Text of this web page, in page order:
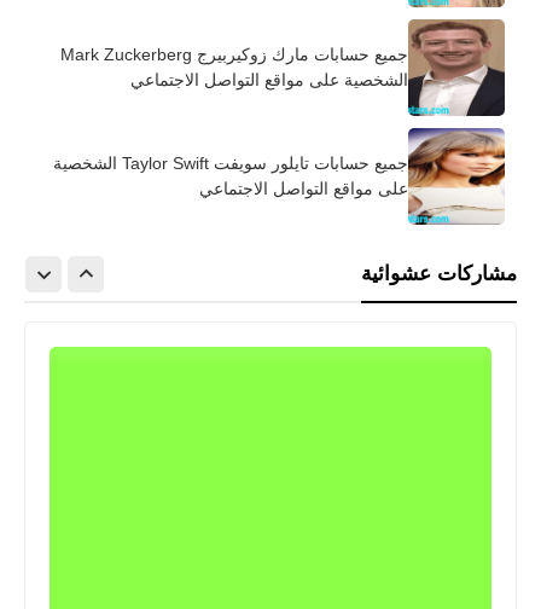
جميع حسابات مارك زوكيربيرج Mark Zuckerberg
الشخصية على مواقع التواصل الاجتماعي
جميع حسابات تايلور سويفت Taylor Swift الشخصية
على مواقع التواصل الاجتماعي
مشاركات عشوائية